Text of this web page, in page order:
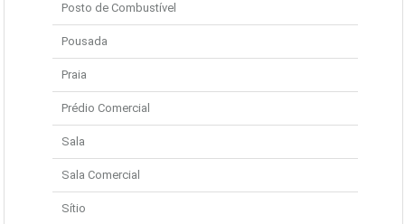
Posto de Combustível
Pousada
Praia
Prédio Comercial
Sala
Sala Comercial
Sítio